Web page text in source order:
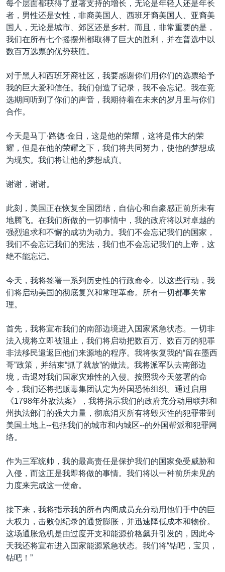
每个层面都获得了显著支持的增长，无论是年轻人还是年长
者，男性还是女性，非裔美国人、西班牙裔美国人、亚裔美
国人，无论是城市、郊区还是乡村。而且，非常重要的是，
我们在所有七个摇摆州都取得了巨大的胜利，并在普选中以
数百万选票的优势获胜。
对于黑人和西班牙裔社区，我要感谢你们用你们的选票给予
我的巨大爱和信任。我们创造了记录，我不会忘记。我在竞
选期间听到了你们的声音，我期待着在未来的岁月里与你们
合作。
今天是马丁·路德·金日，这是他的荣耀，这将是伟大的荣
耀，但是在他的荣耀之下，我们将共同努力，使他的梦想成
为现实。我们将让他的梦想成真。
谢谢，谢谢。
此刻，美国正在恢复全国团结，自信心和自豪感正前所未有
地腾飞。在我们所做的一切事情中，我的政府将以对卓越的
强烈追求和不懈的成功为动力。我们不会忘记我们的国家，
我们不会忘记我们的宪法，我们也不会忘记我们的上帝，这
绝不能忘记。
今天，我将签署一系列历史性的行政命令。以这些行动，我
们将启动美国的彻底复兴和常理革命。所有一切都事关常
理。
首先，我将宣布我们的南部边境进入国家紧急状态。一切非
法入境将立即被阻止，我们将启动把数百万、数百万的犯罪
非法移民遣返回他们来源地的程序。我将恢复我的“留在墨西
哥”政策，并结束“抓了就放”的做法。我将派军队去南部边
境，击退对我们国家灾难性的入侵。按照我今天签署的命
令，我们还将把贩毒集团认定为外国恐怖组织。通过启用
《1798年外敌法案》，我将指示我们的政府充分动用联邦和
州执法部门的强大力量，彻底消灭所有将毁灭性的犯罪带到
美国土地上--包括我们的城市和内城区--的外国帮派和犯罪网
络。
作为三军统帅，我的最高责任是保护我们的国家免受威胁和
入侵，而这正是我即将做的事情。我们将以一种前所未见的
力度来完成这一使命。
接下来，我将指示我的所有内阁成员充分动用他们手中的巨
大权力，击败创纪录的通货膨胀，并迅速降低成本和物价。
这场通胀危机是由过度开支和能源价格飙升引发的，因此今
天我还将宣布进入国家能源紧急状态。我们将“钻吧，宝贝，
钻吧！”